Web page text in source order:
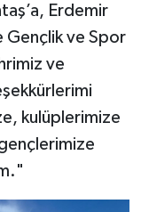
Erdemir
Gençlik ve Spor
ve
kulüplerimize